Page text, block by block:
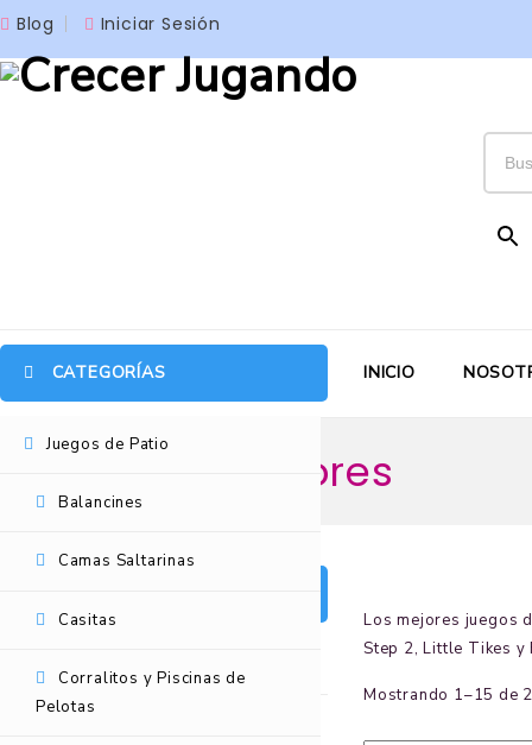
Blog Iniciar Sesión
CATEGORÍAS
Juegos de Patio
Balancines
Camas Saltarinas
Casitas
Corralitos y Piscinas de
Pelotas
INICIO
Escaladores
Los mejores juegos
Step 2, Little Tikes y
Mostrando 1–15 de